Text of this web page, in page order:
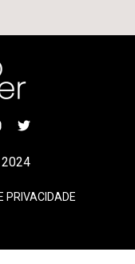
PRIVACIDADE